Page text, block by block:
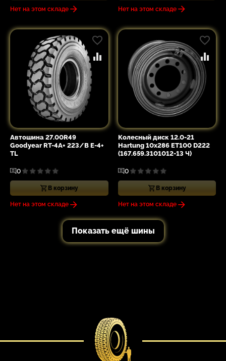
Нет на этом складе Нет на этом складе
Автошина 27.00R49
Goodyear RT-4A+ 223/B E-4+
TL
0
В корзину
Нет на этом складе
Колесный диск 12.0-21
Hartung 10x286 ET100 D222
(167.659.3101012-13 Ч)
0
В корзину
Нет на этом складе
Показать ещё шины